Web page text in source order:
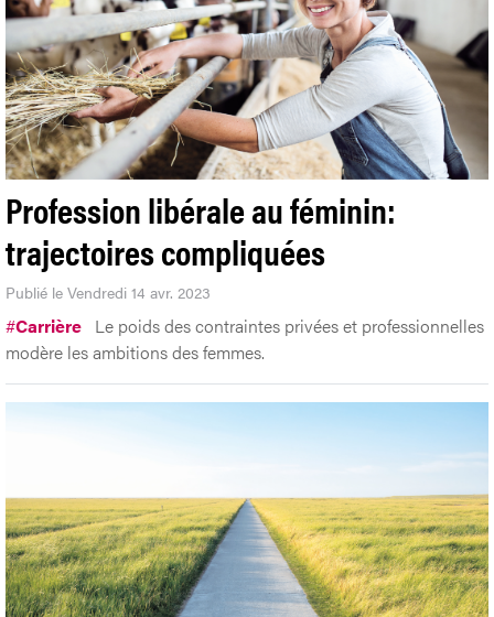
Profession libérale au féminin:
trajectoires compliquées
Publié le Vendredi 14 avr. 2023
#Carrière Le poids des contraintes privées et professionnelles
modère les ambitions des femmes.